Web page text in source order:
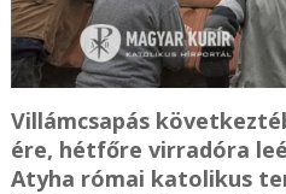
Villámcsapás
ére, hétfőre virradóra
Atyha római katolikus